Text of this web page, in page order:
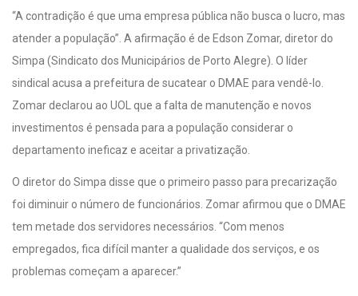
“A contradição é que uma empresa pública não busca o lucro, mas
atender a população”. A afirmação é de Edson Zomar, diretor do
Simpa (Sindicato dos Municipários de Porto Alegre). O líder
sindical acusa a prefeitura de sucatear o DMAE para vendê-lo.
Zomar declarou ao UOL que a falta de manutenção e novos
investimentos é pensada para a população considerar o
departamento ineficaz e aceitar a privatização.
O diretor do Simpa disse que o primeiro passo para precarização
foi diminuir o número de funcionários. Zomar afirmou que o DMAE
tem metade dos servidores necessários. “Com menos
empregados, fica difícil manter a qualidade dos serviços, e os
problemas começam a aparecer.”